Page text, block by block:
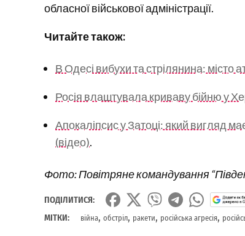
обласної військової адміністрації.
Читайте також:
В Одесі вибухи та стрілянина:
Росія влаштувала криваву бійню у
Апокаліпсис у Затоці: який вигляд
(відео).
Фото: Повітряне командування
ПОДІЛИТИСЯ:
МІТКИ:
війна, обстріл, ракети, російська агресія,